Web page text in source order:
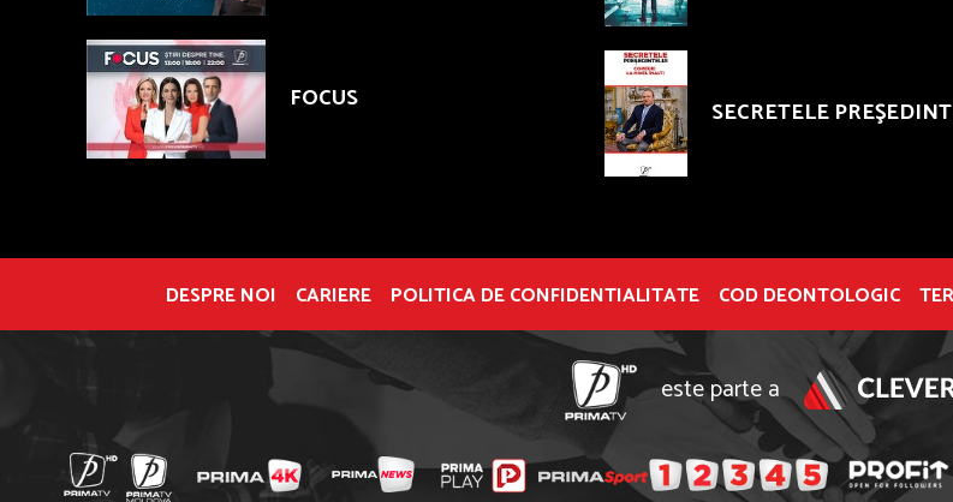
FOCUS SECRETELE
DESPRE NOI CARIERE POLITICA DE CONFIDENTIALITATE COD DEONTOLOGIC
este parte a